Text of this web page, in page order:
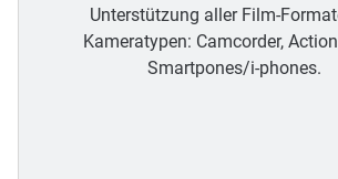
Unterstützung aller Film-
Kameratypen: Camcorder,
Smartpones/i-phones.